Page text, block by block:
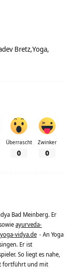
Bretz Yoga
Überrascht
0
Zwinker
0
Bad Meinberg. Er
ayurveda-
vidya.de - An Yoga
Er ist
So liegt es nahe,
fortführt und mit